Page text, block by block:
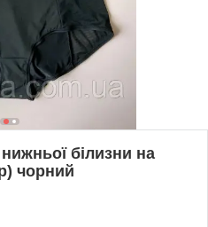
білизни на
чорний